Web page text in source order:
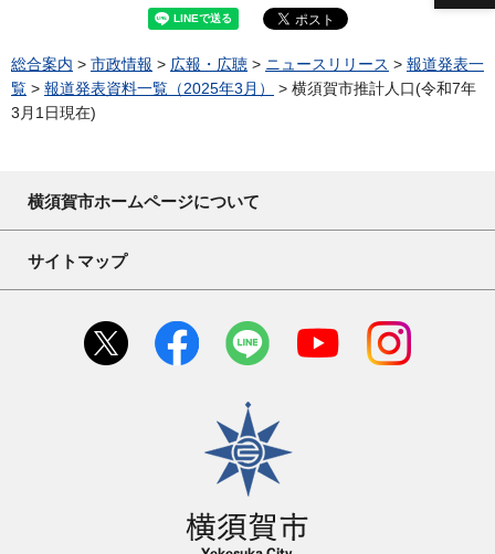
総合案内 > 市政情報 > 広報・広聴 > ニュースリリース > 報道発表一
覧 > 報道発表資料一覧（2025年3月）
> 横須賀市推計人口(令和7年
3月1日現在)
横須賀市ホームページについて
サイトマップ
横須賀市